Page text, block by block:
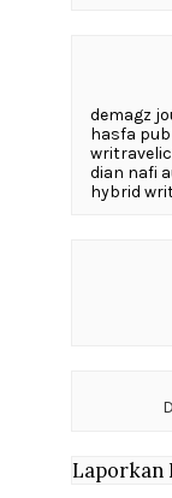
demagz
hasfa
dian nafi
hybrid
Laporkan